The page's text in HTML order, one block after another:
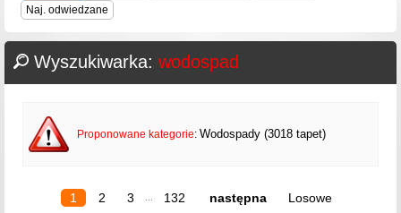
Naj. odwiedzane
Wyszukiwarka: wodospad
Proponowane kategorie: Wodospady (3018 tapet)
1 2 3 132 następna Losowe